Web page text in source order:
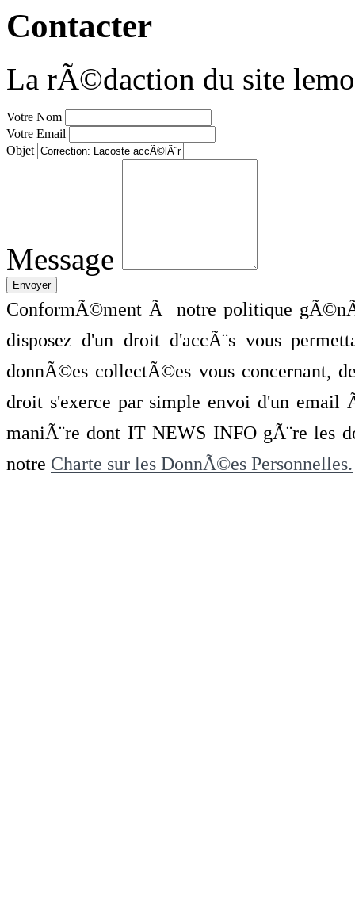
Contacter
La rÃ©daction du site
Votre Nom
Votre Email
Objet
Message
ConformÃ©ment Ã notre politique
disposez d'un droit d'accÃ¨s vous
donnÃ©es collectÃ©es vous concernant,
droit s'exerce par simple envoi d'un
maniÃ¨re dont IT NEWS INFO gÃ¨re les
notre Charte sur les DonnÃ©es Personnelles.